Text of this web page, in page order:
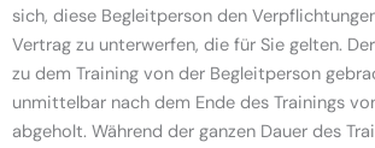
sich, diese Begleitperson den
Vertrag zu unterwerfen, die für Sie gelten.
zu dem Training von der Begleitperson
unmittelbar nach dem Ende des Trainings
abgeholt. Während der ganzen Dauer des